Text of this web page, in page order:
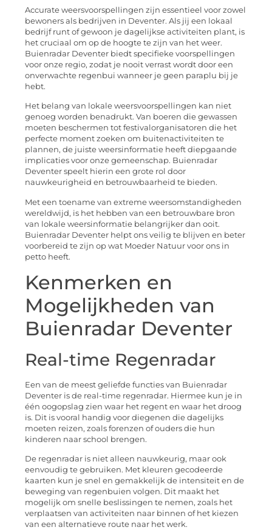
Accurate weersvoorspellingen zijn essentieel voor zowel
bewoners als bedrijven in Deventer. Als jij een lokaal
bedrijf runt of gewoon je dagelijkse activiteiten plant, is
het cruciaal om op de hoogte te zijn van het weer.
Buienradar Deventer biedt specifieke voorspellingen
voor onze regio, zodat je nooit verrast wordt door een
onverwachte regenbui wanneer je geen paraplu bij je
hebt.
Het belang van lokale weersvoorspellingen kan niet
genoeg worden benadrukt. Van boeren die gewassen
moeten beschermen tot festivalorganisatoren die het
perfecte moment zoeken om buitenactiviteiten te
plannen, de juiste weersinformatie heeft diepgaande
implicaties voor onze gemeenschap. Buienradar
Deventer speelt hierin een grote rol door
nauwkeurigheid en betrouwbaarheid te bieden.
Met een toename van extreme weersomstandigheden
wereldwijd, is het hebben van een betrouwbare bron
van lokale weersinformatie belangrijker dan ooit.
Buienradar Deventer helpt ons veilig te blijven en beter
voorbereid te zijn op wat Moeder Natuur voor ons in
petto heeft.
Kenmerken en
Mogelijkheden van
Buienradar Deventer
Real-time Regenradar
Een van de meest geliefde functies van Buienradar
Deventer is de real-time regenradar. Hiermee kun je in
één oogopslag zien waar het regent en waar het droog
is. Dit is vooral handig voor diegenen die dagelijks
moeten reizen, zoals forenzen of ouders die hun
kinderen naar school brengen.
De regenradar is niet alleen nauwkeurig, maar ook
eenvoudig te gebruiken. Met kleuren gecodeerde
kaarten kun je snel en gemakkelijk de intensiteit en de
beweging van regenbuien volgen. Dit maakt het
mogelijk om snelle beslissingen te nemen, zoals het
verplaatsen van activiteiten naar binnen of het kiezen
van een alternatieve route naar het werk.